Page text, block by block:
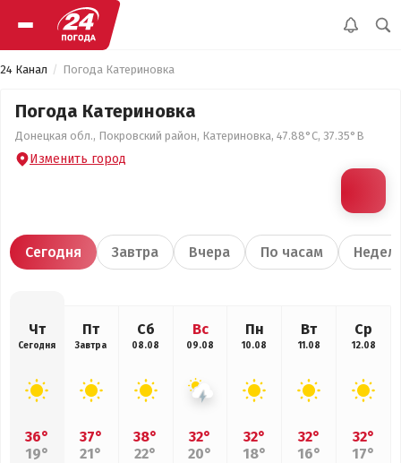
24 Канал Погода Катериновка
Погода Катериновка
Донецкая обл., Покровский район, Катериновка, 47.88°С, 37.35°В
Изменить город
Сегодня Завтра Вчера По часам
Чт
Сегодня
36°
19°
Пт
Завтра
37°
21°
Сб
08.08
38°
22°
Вс
09.08
32°
20°
Пн
10.08
32°
18°
Вт
11.08
32°
16°
Ср
12.08
32°
17°